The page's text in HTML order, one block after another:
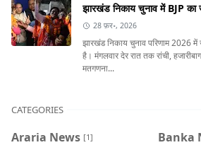
झारखंड निकाय चुनाव में BJP
28 फ़र॰, 2026
झारखंड निकाय चुनाव परिणाम 2026
है। मंगलवार देर रात तक रांची,
मतगणना...
CATEGORIES
Araria News [1] Banka